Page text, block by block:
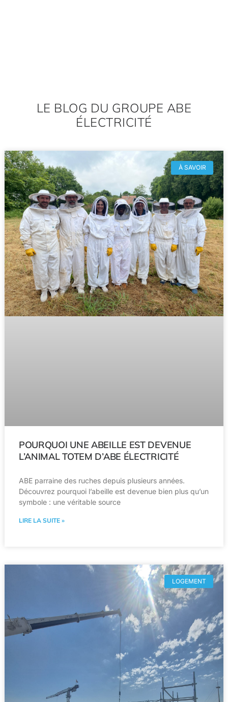
LE BLOG DU GROUPE ABE
ÉLECTRICITÉ
À SAVOIR
POURQUOI UNE ABEILLE EST DEVENUE
L’ANIMAL TOTEM D’ABE ÉLECTRICITÉ
ABE parraine des ruches depuis plusieurs années.
Découvrez pourquoi l’abeille est devenue bien plus qu’un
symbole : une véritable source
LIRE LA SUITE »
LOGEMENT